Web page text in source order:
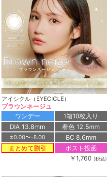
アイシクル（EYECICLE）
ブラウンネージュ
ワンデー
1箱10枚入り
DIA 13.8mm
着色 12.5mm
±0.00〜-8.00
BC 8.6mm
まとめて割引
ポスト投函
￥1,760 (税込)